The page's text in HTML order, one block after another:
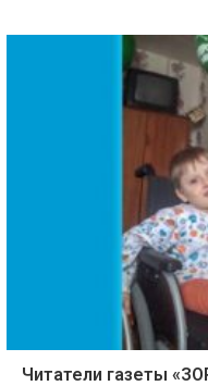
Читатели газеты